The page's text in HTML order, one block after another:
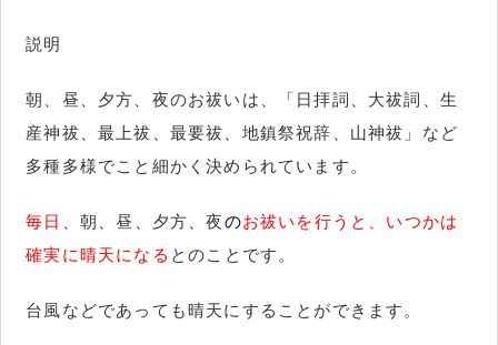
説明
朝、昼、夕方、夜のお祓いは、「日拝詞、大祓詞、生
産神祓、最上祓、最要祓、地鎮祭祝辞、山神祓」など
多種多様でこと細かく決められています。
毎日 、朝、昼、夕方、夜のお祓いを行うと、いつかは
確実に晴天になる とのことです。
台風などであっても晴天にすることができます。